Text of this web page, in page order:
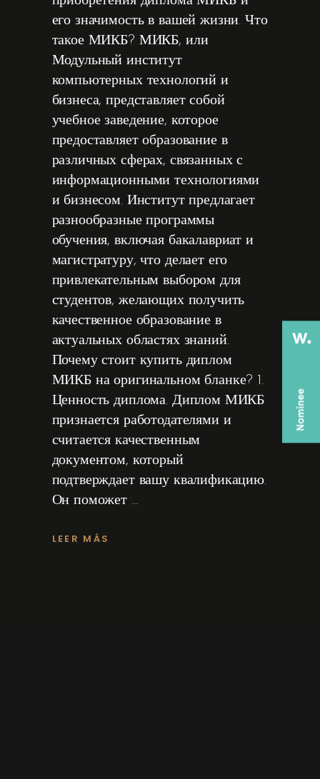
его значимость в вашей жизни. Что
такое МИКБ? МИКБ, или
Модульный институт
компьютерных технологий и
бизнеса, представляет собой
учебное заведение, которое
предоставляет образование в
различных сферах, связанных с
информационными технологиями
и бизнесом. Институт предлагает
разнообразные программы
обучения, включая бакалавриат и
магистратуру, что делает его
привлекательным выбором для
студентов, желающих получить
качественное образование в
актуальных областях знаний.
Почему стоит купить диплом
МИКБ на оригинальном бланке? 1.
Ценность диплома. Диплом МИКБ
признается работодателями и
считается качественным
документом, который
подтверждает вашу квалификацию.
Он поможет
LEER MÁS